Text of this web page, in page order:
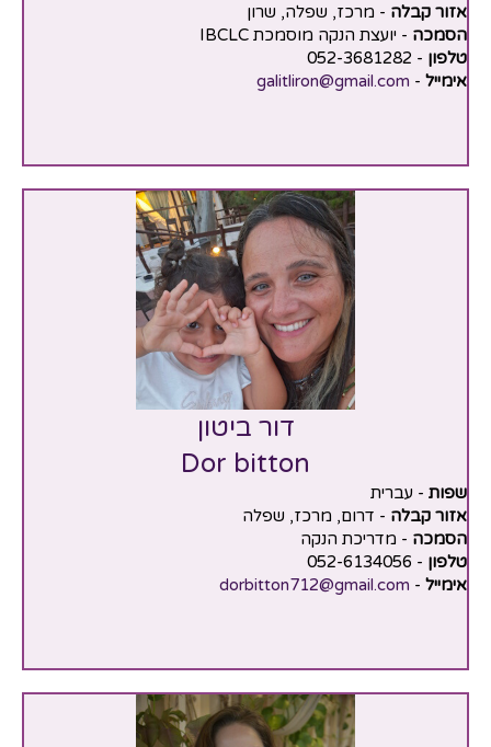
אזור קבלה - מרכז, שפלה, שרון
הסמכה - יועצת הנקה מוסמכת IBCLC
טלפון - 052-3681282
אימייל -
galitliron@gmail.com
דור ביטון
Dor bitton
שפות - עברית
אזור קבלה - דרום, מרכז, שפלה
הסמכה - מדריכת הנקה
טלפון - 052-6134056
אימייל -
dorbitton712@gmail.com